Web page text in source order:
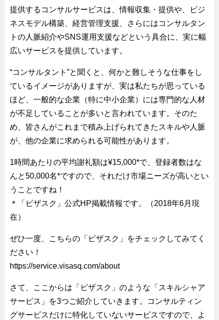
提供するコンサルサービスは、情報収集・提供や、ビジ
ネスモデル構築、経営管理支援、さらにはコンサルタン
トの人脈紹介やSNS運用支援などという具合に、実に幅
広いサービスを提供しています。
“コンサルタント”と聞くと、何かと難しそうな仕事をし
ているイメージがありますが、実は私たちが思っている
ほど、一般的な企業（特に中小企業）には専門的な人材
が不足していることが多いと言われています。そのた
め、皆さんがこれまで積み上げられてきたスキルや人脈
が、他の企業に求められる可能性があります。
1時間あたりの平均謝礼額は¥15,000*で、登録者数はな
んと50,000名*ですので、それだけ市場ニーズが高いとい
うことですね！
＊「ビザスク」公式HP掲載情報です。（2018年6月現
在）
ぜひ一度、こちらの「ビザスク」をチェックしてみてく
ださい！
https://service.visasq.com/about
さて、ここからは「ビザスク」のような「スキルシャア
サービス」を3つご紹介していきます。コンサルティン
グサービスだけに特化していないサービスですので、よ